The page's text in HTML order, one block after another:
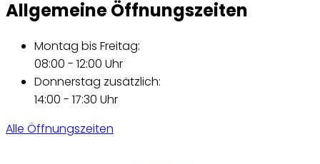
Allgemeine Öffnungszeiten
Montag bis Freitag:
08:00 - 12:00 Uhr
Donnerstag zusätzlich:
14:00 - 17:30 Uhr
Alle Öffnungszeiten